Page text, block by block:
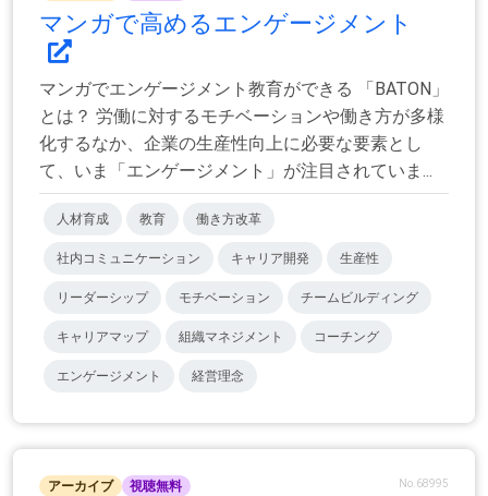
マンガで高めるエンゲージメント
マンガでエンゲージメント教育ができる 「BATON」
とは？ 労働に対するモチベーションや働き方が多様
化するなか、企業の生産性向上に必要な要素とし
て、いま「エンゲージメント」が注目されていま...
人材育成 教育 働き方改革
社内コミュニケーション キャリア開発 生産性
リーダーシップ モチベーション チームビルディング
キャリアマップ 組織マネジメント コーチング
エンゲージメント 経営理念
アーカイブ 視聴無料 No.68995